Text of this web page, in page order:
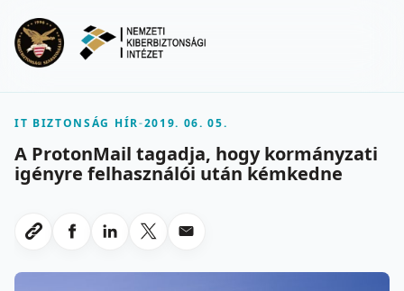
IT BIZTONSÁG HÍR-2019. 06. 05.
A ProtonMail tagadja, hogy kormányzati
igényre felhasználói után kémkedne
Link masolasa
Megosztas Facebookon
Megosztas LinkedInen
Megosztas X-en
Megosztas emailben